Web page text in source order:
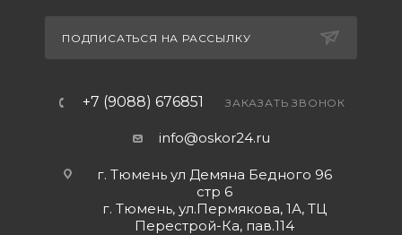
ПОДПИСАТЬСЯ НА РАССЫЛКУ
+7 (9088) 676851 ЗАКАЗАТЬ ЗВОНОК
info@oskor24.ru
г. Тюмень ул Демяна Бедного 96
стр 6
г. Тюмень, ул.Пермякова, 1А, ТЦ
Перестрой-Ка, пав.114